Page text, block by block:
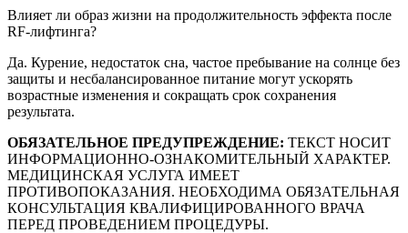
Влияет ли образ жизни на продолжительность эффекта после
RF-лифтинга?
Да. Курение, недостаток сна, частое пребывание на солнце без
защиты и несбалансированное питание могут ускорять
возрастные изменения и сокращать срок сохранения
результата.
ОБЯЗАТЕЛЬНОЕ ПРЕДУПРЕЖДЕНИЕ: ТЕКСТ НОСИТ
ИНФОРМАЦИОННО-ОЗНАКОМИТЕЛЬНЫЙ ХАРАКТЕР.
МЕДИЦИНСКАЯ УСЛУГА ИМЕЕТ
ПРОТИВОПОКАЗАНИЯ. НЕОБХОДИМА ОБЯЗАТЕЛЬНАЯ
КОНСУЛЬТАЦИЯ КВАЛИФИЦИРОВАННОГО ВРАЧА
ПЕРЕД ПРОВЕДЕНИЕМ ПРОЦЕДУРЫ.